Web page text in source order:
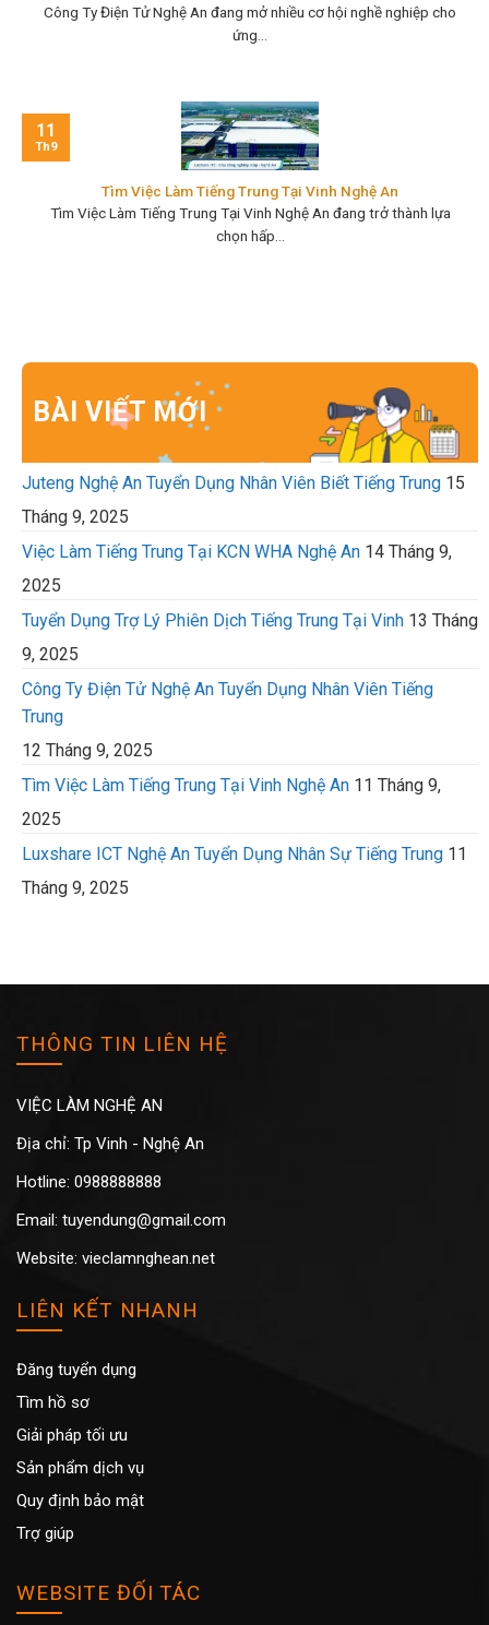
Công Ty Điện Tử Nghệ An đang mở nhiều cơ hội nghề nghiệp cho
ứng...
Tìm Việc Làm Tiếng Trung Tại Vinh Nghệ An
Tìm Việc Làm Tiếng Trung Tại Vinh Nghệ An đang trở thành lựa
chọn hấp...
11
Th9
BÀI VIẾT MỚI
Juteng Nghệ An Tuyển Dụng Nhân Viên Biết Tiếng Trung 15
Tháng 9, 2025
Việc Làm Tiếng Trung Tại KCN WHA Nghệ An 14 Tháng 9,
2025
Tuyển Dụng Trợ Lý Phiên Dịch Tiếng Trung Tại Vinh 13 Tháng
9, 2025
Công Ty Điện Tử Nghệ An Tuyển Dụng Nhân Viên Tiếng
Trung
12 Tháng 9, 2025
Tìm Việc Làm Tiếng Trung Tại Vinh Nghệ An 11 Tháng 9,
2025
Luxshare ICT Nghệ An Tuyển Dụng Nhân Sự Tiếng Trung 11
Tháng 9, 2025
THÔNG TIN LIÊN HỆ
VIỆC LÀM NGHỆ AN
Địa chỉ: Tp Vinh - Nghệ An
Hotline: 0988888888
Email: tuyendung@gmail.com
Website: vieclamnghean.net
LIÊN KẾT NHANH
Đăng tuyển dụng
Tìm hồ sơ
Giải pháp tối ưu
Sản phẩm dịch vụ
Quy định bảo mật
Trợ giúp
WEBSITE ĐỐI TÁC